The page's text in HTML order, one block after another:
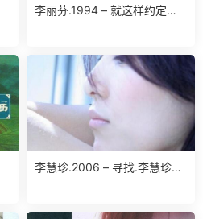
李丽芬.1994 – 就这样约定
李慧珍.2006 – 寻找.李慧珍